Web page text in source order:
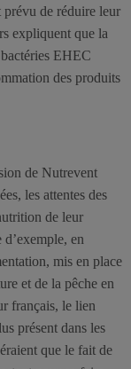
prévu de réduire leur
expliquent que la
EHEC
des produits
de Nutrevent
les attentes des
de leur
d’exemple, en
mis en place
et de la pêche en
français, le lien
présent dans les
que le fait de